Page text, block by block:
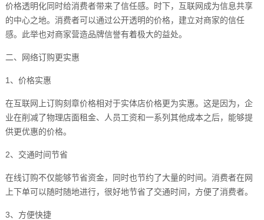
价格透明化同时给消费者带来了信任感。时下，互联网成为信息共享
的中心之地。消费者可以通过公开透明的价格，建立对商家的信任
感。此举也对商家营造品牌信誉有着极大的益处。
二、网络订购更实惠
1、价格实惠
在互联网上订购刻章价格相对于实体店价格更为实惠。这是因为，企
业在削减了物理店面租金、人员工资和一系列其他成本之后，能够提
供更优惠的价格。
2、交通时间节省
在线订购不仅能够节省资金，同时也节约了大量的时间。消费者在网
上下单可以随时随地进行，很好地节省了交通时间，方便了消费者。
3、方便快捷